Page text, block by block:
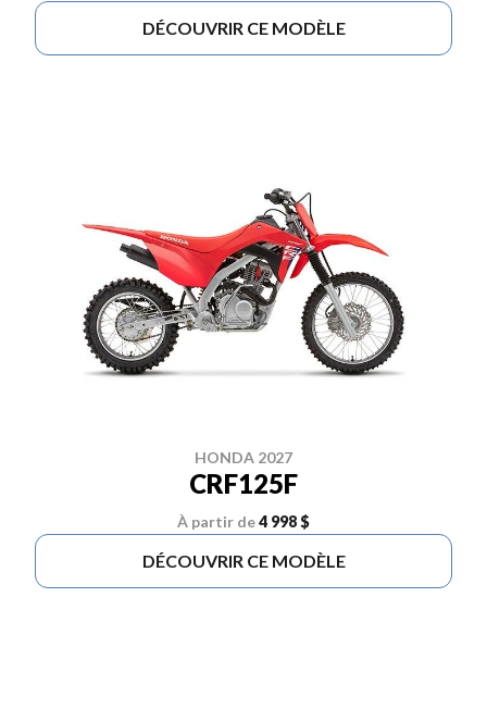
DÉCOUVRIR CE MODÈLE
HONDA 2027
CRF125F
À partir de4 998 $
DÉCOUVRIR CE MODÈLE